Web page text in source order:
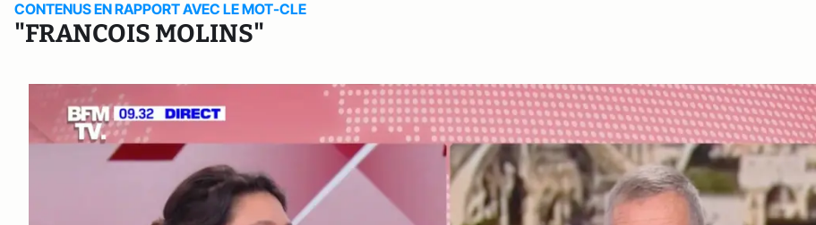
CONTENUS EN RAPPORT AVEC LE MOT-CLE
"FRANCOIS MOLINS"